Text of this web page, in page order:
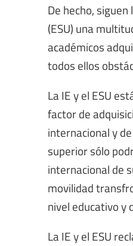
De hecho,
(ESU) una
académicos
todos ellos
La IE y el ESU
factor de
internacional y
superior sólo
internacional de
movilidad
nivel educativo y
La IE y el ESU